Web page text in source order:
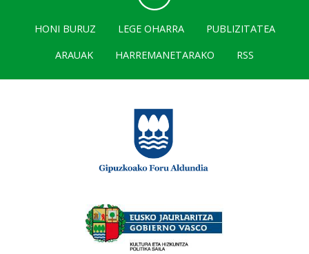
HONI BURUZ LEGE OHARRA
PUBLIZITATEA
ARAUAK
HARREMANETARAKO RSS